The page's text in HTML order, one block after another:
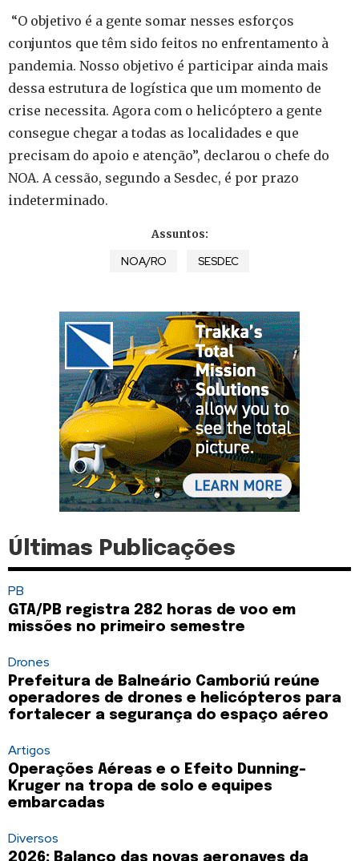
“O objetivo é a gente somar nesses esforços
conjuntos que têm sido feitos no enfrentamento à
pandemia. Nosso objetivo é participar ainda mais
dessa estrutura de logística que um momento de
crise necessita. Agora com o helicóptero a gente
consegue chegar a todas as localidades e que
precisam do apoio e atenção”, declarou o chefe do
NOA. A cessão, segundo a Sesdec, é por prazo
indeterminado.
Assuntos:
NOA/RO SESDEC
Últimas Publicações
PB
GTA/PB registra 282 horas de voo em
missões no primeiro semestre
Drones
Prefeitura de Balneário Camboriú reúne
operadores de drones e helicópteros para
fortalecer a segurança do espaço aéreo
Artigos
Operações Aéreas e o Efeito Dunning-
Kruger na tropa de solo e equipes
embarcadas
Diversos
2026: Balanço das novas aeronaves da